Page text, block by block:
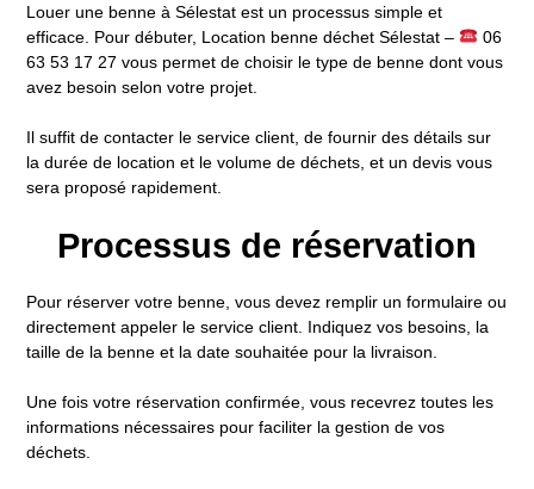
Louer une benne à Sélestat est un processus simple et
efficace. Pour débuter, Location benne déchet Sélestat –
06
63 53 17 27 vous permet de choisir le type de benne dont vous
avez besoin selon votre projet.
Il suffit de contacter le service client, de fournir des détails sur
la durée de location et le volume de déchets, et un devis vous
sera proposé rapidement.
Processus de réservation
Pour réserver votre benne, vous devez remplir un formulaire ou
directement appeler le service client. Indiquez vos besoins, la
taille de la benne et la date souhaitée pour la livraison.
Une fois votre réservation confirmée, vous recevrez toutes les
informations nécessaires pour faciliter la gestion de vos
déchets.